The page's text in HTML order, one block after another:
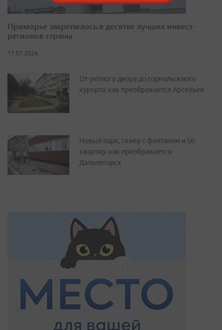
Приморье закрепилось в десятке лучших инвест-
регионов страны
17.07.2026
От уютного двора до горнолыжного
курорта: как преображается Арсеньев
Новый парк, сквер с фонтаном и 50
квартир: как преображается
Дальнегорск